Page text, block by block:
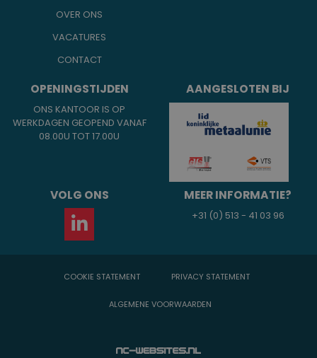
OVER ONS
VACATURES
CONTACT
OPENINGSTIJDEN
ONS KANTOOR IS OP
WERKDAGEN GEOPEND VANAF
08.00U TOT 17.00U
AANGESLOTEN BIJ
VOLG ONS MEER INFORMATIE?
+31 (0) 513 - 41 03 96
COOKIE STATEMENT PRIVACY STATEMENT
ALGEMENE VOORWAARDEN